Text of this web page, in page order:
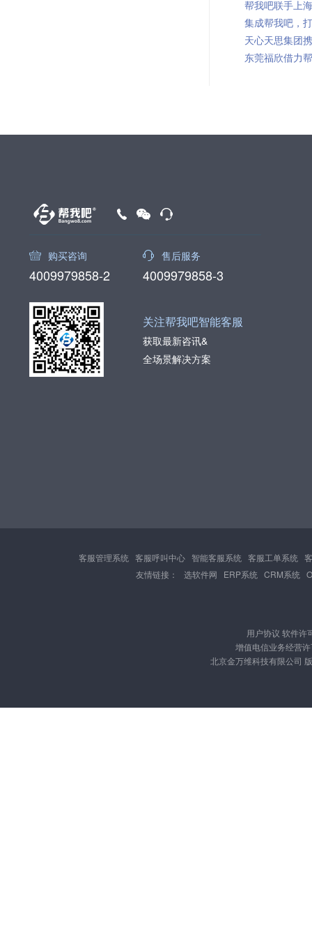
帮我吧联手上
集成帮我吧，
天心天思集团
东莞福欣借力
购买咨询
4009979858-2
售后服务
4009979858-3
关注帮我吧智能客服
获取最新咨讯&
全场景解决方案
客服管理系统 客服呼叫中心 智能客服系统 客服工单系统
友情链接：
选软件网 ERP系统 CRM系统
用户协议 软件许
增值电信业务经营
北京金万维科技有限公司